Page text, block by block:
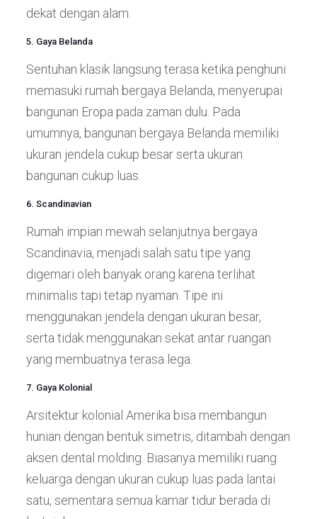
dekat dengan alam.
5. Gaya Belanda
Sentuhan klasik langsung terasa ketika penghuni
memasuki rumah bergaya Belanda, menyerupai
bangunan Eropa pada zaman dulu. Pada
umumnya, bangunan bergaya Belanda memiliki
ukuran jendela cukup besar serta ukuran
bangunan cukup luas.
6. Scandinavian
Rumah impian mewah selanjutnya bergaya
Scandinavia, menjadi salah satu tipe yang
digemari oleh banyak orang karena terlihat
minimalis tapi tetap nyaman. Tipe ini
menggunakan jendela dengan ukuran besar,
serta tidak menggunakan sekat antar ruangan
yang membuatnya terasa lega.
7. Gaya Kolonial
Arsitektur kolonial Amerika bisa membangun
hunian dengan bentuk simetris, ditambah dengan
aksen dental molding. Biasanya memiliki ruang
keluarga dengan ukuran cukup luas pada lantai
satu, sementara semua kamar tidur berada di